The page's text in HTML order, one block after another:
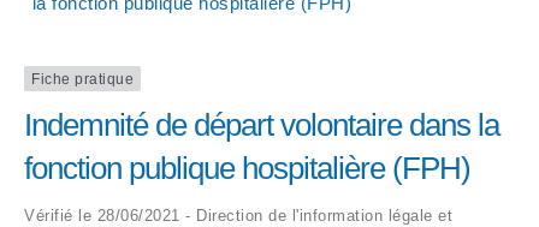
Fiche pratique
Indemnité de départ volontaire dans la
fonction publique hospitalière (FPH)
Vérifié le 28/06/2021 - Direction de l'information légale et
DEMANDE DE PRÊT DE MATERIEL
FICHE D'ORGANISATION MANIFESTATION
PLAN D'ACTION MUNICIPAL
ARRÊTÉS MUNICIPAUX